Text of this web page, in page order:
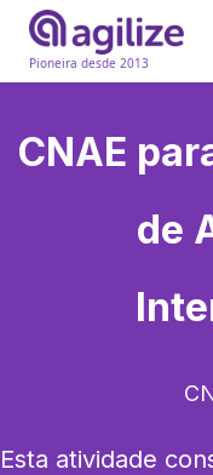
Pioneira desde 2013
CNAE
de
Esta atividade